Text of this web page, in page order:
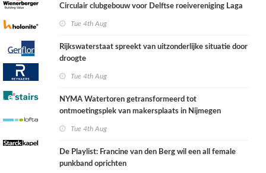
Circulair clubgebouw voor Delftse roeivereniging Laga
Tue 4th Aug
Rijkswaterstaat spreekt van uitzonderlijke situatie door
droogte
Tue 4th Aug
NYMA Watertoren getransformeerd tot
ontmoetingsplek van makersplaats in Nijmegen
Tue 4th Aug
De Playlist: Francine van den Berg wil een all female
punkband oprichten